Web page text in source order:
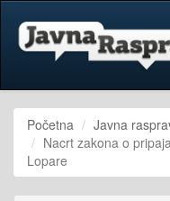
Početna Javna
Nacrt zakona o
Lopare